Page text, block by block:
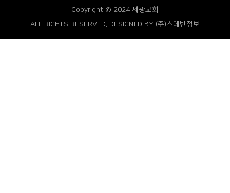
Copyright © 2024 세광교회
ALL RIGHTS RESERVED. DESIGNED BY (주)스데반정보